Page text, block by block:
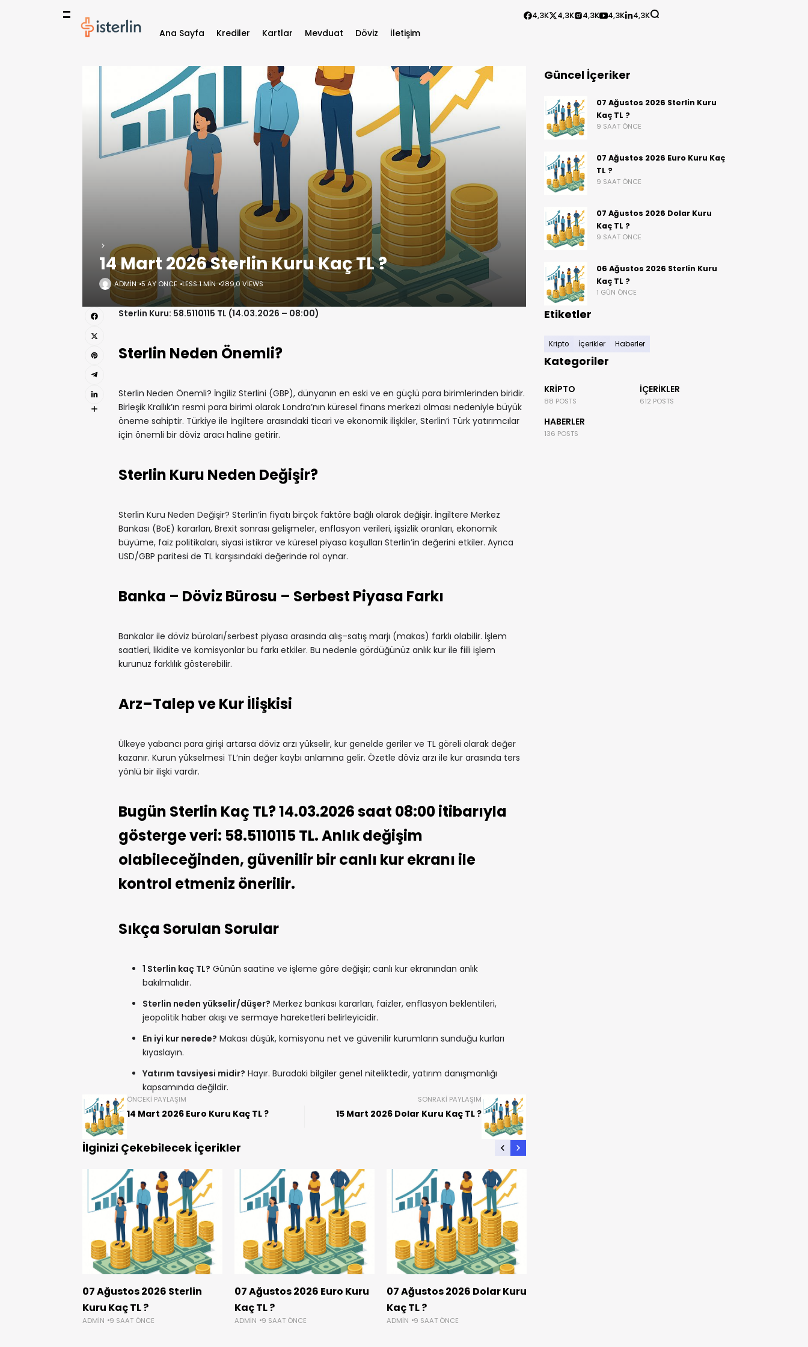
Ana Sayfa Krediler Kartlar Mevduat Döviz İletişim
4,3K 4,3K 4,3K 4,3K 4,3K
14 Mart 2026 Sterlin Kuru Kaç TL ?
ADMIN 5 AY ÖNCE LESS 1 MIN 289,0 VIEWS
Sterlin Kuru: 58.5110115 TL (14.03.2026 – 08:00)
Sterlin Neden Önemli?
Sterlin Neden Önemli? İngiliz Sterlini (GBP), dünyanın en eski ve en güçlü para birimlerinden biridir.
Birleşik Krallık’ın resmi para birimi olarak Londra’nın küresel finans merkezi olması nedeniyle büyük
öneme sahiptir. Türkiye ile İngiltere arasındaki ticari ve ekonomik ilişkiler, Sterlin’i Türk yatırımcılar
için önemli bir döviz aracı haline getirir.
Sterlin Kuru Neden Değişir?
Sterlin Kuru Neden Değişir? Sterlin’in fiyatı birçok faktöre bağlı olarak değişir. İngiltere Merkez
Bankası (BoE) kararları, Brexit sonrası gelişmeler, enflasyon verileri, işsizlik oranları, ekonomik
büyüme, faiz politikaları, siyasi istikrar ve küresel piyasa koşulları Sterlin’in değerini etkiler. Ayrıca
USD/GBP paritesi de TL karşısındaki değerinde rol oynar.
Banka – Döviz Bürosu – Serbest Piyasa Farkı
Bankalar ile döviz büroları/serbest piyasa arasında alış–satış marjı (makas) farklı olabilir. İşlem
saatleri, likidite ve komisyonlar bu farkı etkiler. Bu nedenle gördüğünüz anlık kur ile fiili işlem
kurunuz farklılık gösterebilir.
Arz–Talep ve Kur İlişkisi
Ülkeye yabancı para girişi artarsa döviz arzı yükselir, kur genelde geriler ve TL göreli olarak değer
kazanır. Kurun yükselmesi TL’nin değer kaybı anlamına gelir. Özetle döviz arzı ile kur arasında ters
yönlü bir ilişki vardır.
Bugün Sterlin Kaç TL? 14.03.2026 saat 08:00 itibarıyla
gösterge veri: 58.5110115 TL. Anlık değişim
olabileceğinden, güvenilir bir canlı kur ekranı ile
kontrol etmeniz önerilir.
Sıkça Sorulan Sorular
1 Sterlin kaç TL? Günün saatine ve işleme göre değişir; canlı kur ekranından anlık
bakılmalıdır.
Sterlin neden yükselir/düşer? Merkez bankası kararları, faizler, enflasyon beklentileri,
jeopolitik haber akışı ve sermaye hareketleri belirleyicidir.
En iyi kur nerede? Makası düşük, komisyonu net ve güvenilir kurumların sunduğu kurları
kıyaslayın.
Yatırım tavsiyesi midir? Hayır. Buradaki bilgiler genel niteliktedir, yatırım danışmanlığı
kapsamında değildir.
ÖNCEKI PAYLAŞIM
14 Mart 2026 Euro Kuru Kaç TL ?
SONRAKI PAYLAŞIM
15 Mart 2026 Dolar Kuru Kaç TL ?
İlginizi Çekebilecek İçerikler
07 Ağustos 2026 Sterlin
Kuru Kaç TL ?
ADMIN 9 SAAT ÖNCE
07 Ağustos 2026 Euro Kuru
Kaç TL ?
ADMIN 9 SAAT ÖNCE
07 Ağustos 2026 Dolar Kuru
Kaç TL ?
ADMIN 9 SAAT ÖNCE
Güncel İçeriker
07 Ağustos 2026 Sterlin Kuru
Kaç TL ?
9 SAAT ÖNCE
07 Ağustos 2026 Euro Kuru Kaç
TL ?
9 SAAT ÖNCE
07 Ağustos 2026 Dolar Kuru
Kaç TL ?
9 SAAT ÖNCE
06 Ağustos 2026 Sterlin Kuru
Kaç TL ?
1 GÜN ÖNCE
Etiketler
Kripto İçerikler Haberler
Kategoriler
KRIPTO
88 POSTS
İÇERIKLER
612 POSTS
HABERLER
136 POSTS